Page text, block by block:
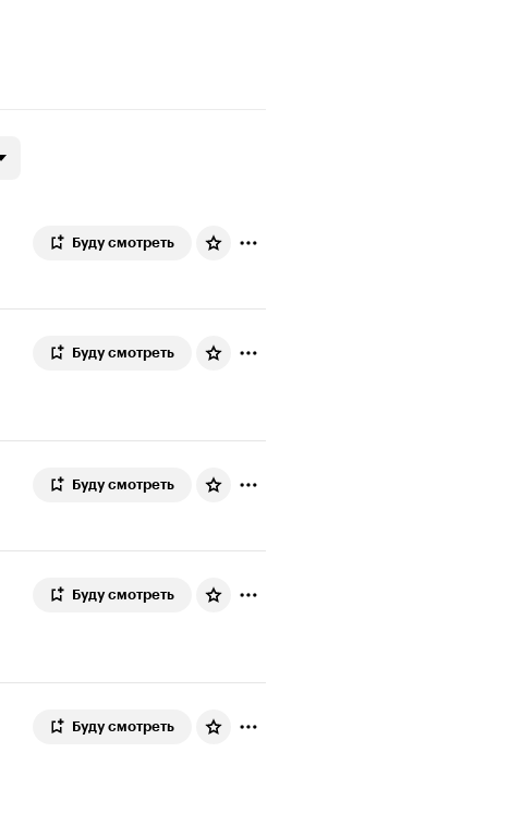
Буду смотреть
Буду смотреть
Буду смотреть
Буду смотреть
Буду смотреть